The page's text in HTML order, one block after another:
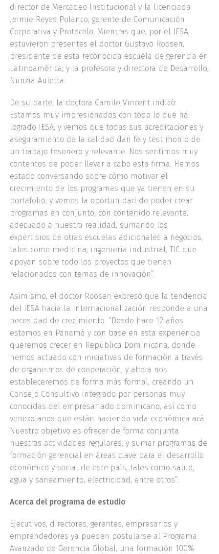
director de Mercadeo Institucional y la licenciada
Jeimie Reyes Polanco, gerente de Comunicación
Corporativa y Protocolo. Mientras que, por el IESA,
estuvieron presentes el doctor Gustavo Roosen,
presidente de esta reconocida escuela de gerencia en
Latinoamérica; y la profesora y directora de Desarrollo,
Nunzia Auletta.
De su parte, la doctora Camilo Vincent indicó:
Estamos muy impresionados con todo lo que ha
logrado IESA, y vemos que todas sus acreditaciones y
aseguramiento de la calidad dan fe y testimonio de
un trabajo tesonero y relevante. Nos sentimos muy
contentos de poder llevar a cabo esta firma. Hemos
estado conversando sobre cómo motivar el
crecimiento de los programas que ya tienen en su
portafolio, y vemos la oportunidad de poder crear
programas en conjunto, con contenido relevante,
adecuado a nuestra realidad, sumando los
expertisios de otras escuelas adicionales a negocios,
tales como medicina, ingeniería industrial, TIC que
apoyan sobre todo los proyectos que tienen
relacionados con temas de innovación”.
Asimismo, el doctor Roosen expresó que la tendencia
del IESA hacia la internacionalización responde a una
necesidad de crecimiento. “Desde hace 12 años
estamos en Panamá y con base en esta experiencia
queremos crecer en República Dominicana, donde
hemos actuado con iniciativas de formación a través
de organismos de cooperación, y ahora nos
estableceremos de forma más formal, creando un
Consejo Consultivo integrado por personas muy
conocidas del empresariado dominicano, así como
venezolanos que están haciendo vida económica acá.
Nuestro objetivo es ofrecer de forma conjunta
nuestras actividades regulares, y sumar programas de
formación gerencial en áreas clave para el desarrollo
económico y social de este país, tales como salud,
agua y saneamiento, electricidad, entre otros”.
Acerca del programa de estudio
Ejecutivos, directores, gerentes, empresarios y
emprendedores ya pueden postularse al Programa
Avanzado de Gerencia Global, una formación 100%